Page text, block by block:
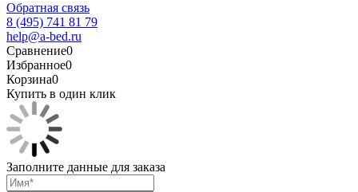
Обратная связь
8 (495) 741 81 79
help@a-bed.ru
Сравнение0
Избранное0
Корзина0
Купить в один клик
Заполните данные для заказа